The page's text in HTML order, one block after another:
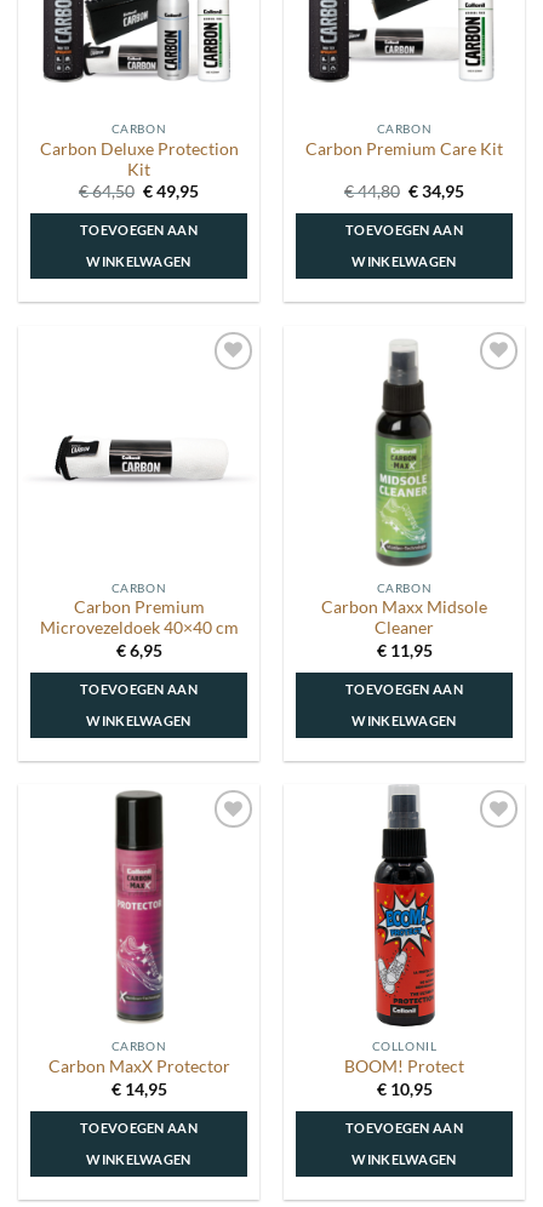
CARBON
Carbon Deluxe Protection
Kit
€64,50 Oorspronkelijke
prijs
was:
€ 64,50.
€49,95Huidige
TOEVOEGEN AAN
WINKELWAGEN
CARBON
Carbon Premium Care Kit
€44,80 Oorspronkelijke
prijs
was:
€ 44,80.
€34,95Huidige
TOEVOEGEN AAN
WINKELWAGEN
CARBON
Carbon Premium
Microvezeldoek 40×40 cm
€6,95
TOEVOEGEN AAN
WINKELWAGEN
CARBON
Carbon Maxx Midsole
Cleaner
€11,95
TOEVOEGEN AAN
WINKELWAGEN
CARBON
Carbon MaxX Protector
€14,95
TOEVOEGEN AAN
WINKELWAGEN
COLLONIL
BOOM! Protect
€10,95
TOEVOEGEN AAN
WINKELWAGEN